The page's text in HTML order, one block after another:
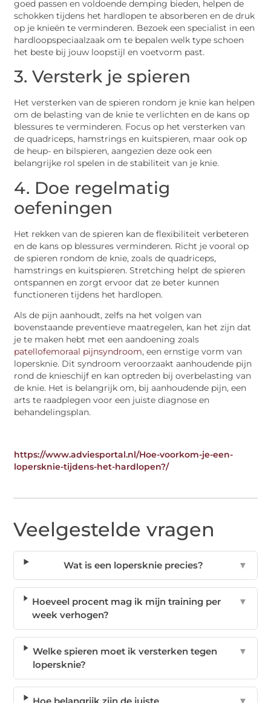
goed passen en voldoende demping bieden, helpen de
schokken tijdens het hardlopen te absorberen en de druk
op je knieën te verminderen. Bezoek een specialist in een
hardloopspeciaalzaak om te bepalen welk type schoen
het beste bij jouw loopstijl en voetvorm past.
3. Versterk je spieren
Het versterken van de spieren rondom je knie kan helpen
om de belasting van de knie te verlichten en de kans op
blessures te verminderen. Focus op het versterken van
de quadriceps, hamstrings en kuitspieren, maar ook op
de heup- en bilspieren, aangezien deze ook een
belangrijke rol spelen in de stabiliteit van je knie.
4. Doe regelmatig
oefeningen
Het rekken van de spieren kan de flexibiliteit verbeteren
en de kans op blessures verminderen. Richt je vooral op
de spieren rondom de knie, zoals de quadriceps,
hamstrings en kuitspieren. Stretching helpt de spieren
ontspannen en zorgt ervoor dat ze beter kunnen
functioneren tijdens het hardlopen.
Als de pijn aanhoudt, zelfs na het volgen van
bovenstaande preventieve maatregelen, kan het zijn dat
je te maken hebt met een aandoening zoals
patellofemoraal pijnsyndroom, een ernstige vorm van
lopersknie. Dit syndroom veroorzaakt aanhoudende pijn
rond de knieschijf en kan optreden bij overbelasting van
de knie. Het is belangrijk om, bij aanhoudende pijn, een
arts te raadplegen voor een juiste diagnose en
behandelingsplan.
https://www.adviesportal.nl/Hoe-voorkom-je-een-
lopersknie-tijdens-het-hardlopen?/
Veelgestelde vragen
Wat is een lopersknie precies? ▼
Hoeveel procent mag ik mijn training per
week verhogen?
▼
Welke spieren moet ik versterken tegen
lopersknie?
▼